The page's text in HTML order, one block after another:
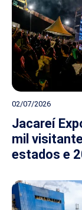
02/07/2026
Jacareí
mil
estados e